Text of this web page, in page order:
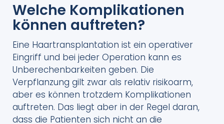
Welche Komplikationen
können auftreten?
Eine Haartransplantation ist ein operativer
Eingriff und bei jeder Operation kann es
Unberechenbarkeiten geben. Die
Verpflanzung gilt zwar als relativ risikoarm,
aber es können trotzdem Komplikationen
auftreten. Das liegt aber in der Regel daran,
dass die Patienten sich nicht an die